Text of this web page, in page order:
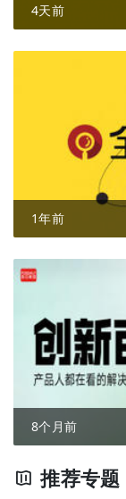
4天前
1年前
8个月前
推荐专题